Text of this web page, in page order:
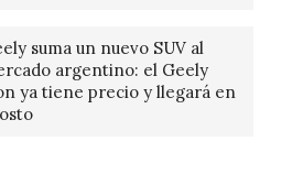
suma un nuevo SUV al
argentino: el Geely
ya tiene precio y llegará en